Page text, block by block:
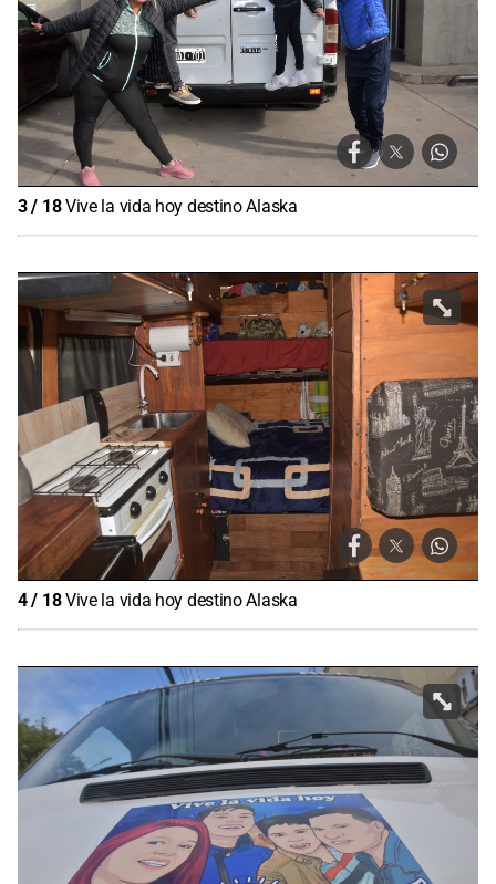
3/ 18Vive la vida hoy destino Alaska
4/ 18Vive la vida hoy destino Alaska